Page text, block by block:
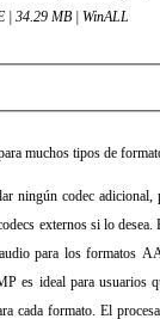
| 34.29 MB | WinALL
muchos tipos de
ningún codec
externos si lo desea.
para los formatos
es ideal para usuarios
cada formato. El